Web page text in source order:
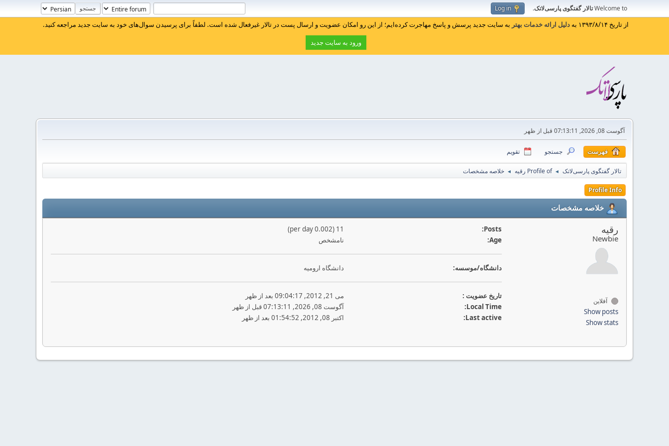
Welcome toتالار گفتگوی پارسی‌لاتک.
Log in
از تاریخ ۱۳۹۳/۸/۱۴ به دلیل ارائه خدمات بهتر به سایت جدید پرسش و پاسخ مهاجرت کرده‌ایم؛ از این رو امکان عضویت و ارسال پست در تالار غیرفعال شده است. لطفاً برای پرسیدن سوال‌های خود به سایت جدید مراجعه کنید.
ورود به سایت جدید
آگوست 08, 2026, 07:13:11 قبل از ظهر
فهرست جستجو تقویم
تالار گفتگوی پارسی‌لاتک ◄ Profile of رقیه ◄ خلاصه مشخصات
Profile Info
خلاصه مشخصات
رقیه
Newbie
آفلاین
Show posts
Show stats
Posts:
11 (0.002 per day)
Age:
نامشخص
دانشگاه/موسسه: دانشگاه ارومیه
تاريخ عضويت :
می 21, 2012, 09:04:17 بعد از ظهر
Local Time:
آگوست 08, 2026, 07:13:11 قبل از ظهر
Last active:
اکتبر 08, 2012, 01:54:52 بعد از ظهر